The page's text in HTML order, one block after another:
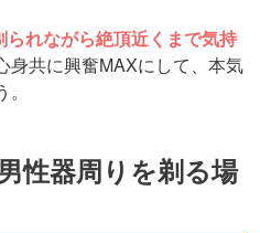
られながら絶頂近くまで気持
身共に興奮MAXにして、本気
性器周りを剃る場